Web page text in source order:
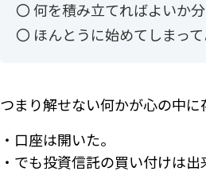
〇 何を積み立てればよいか分
〇 ほんとうに始めてしまっ
つまり解せない何かが心の中に
・口座は開いた。
・でも投資信託の買い付けは出